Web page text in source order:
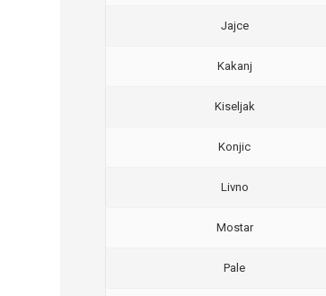
Jajce
Kakanj
Kiseljak
Konjic
Livno
Mostar
Pale